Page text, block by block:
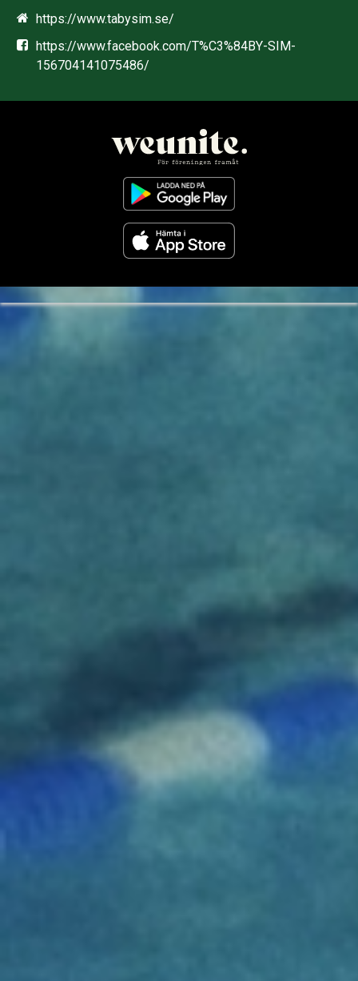
https://www.tabysim.se/
https://www.facebook.com/T%C3%84BY-SIM-
156704141075486/